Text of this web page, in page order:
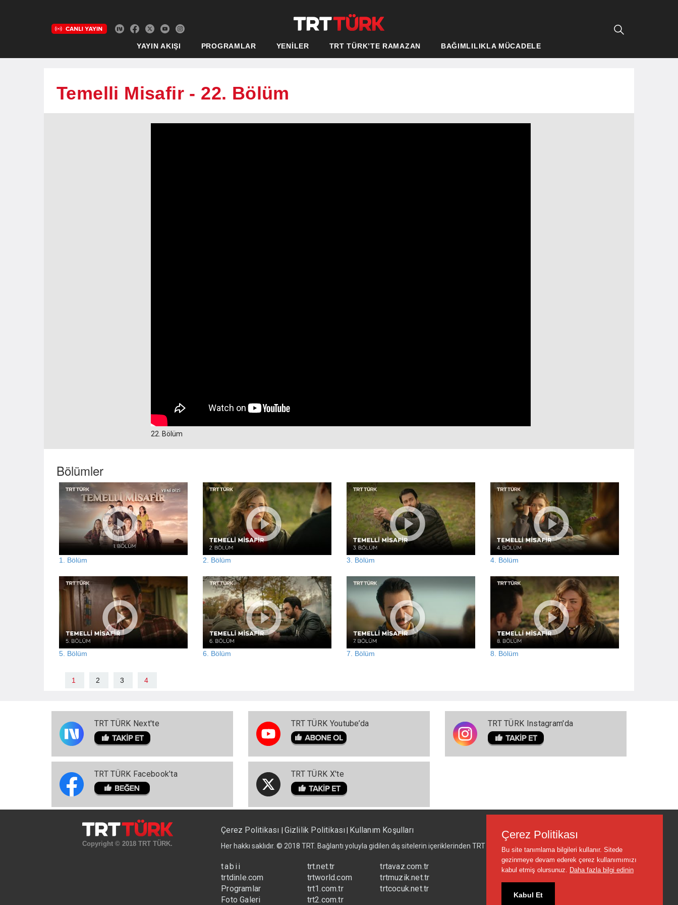
YAYIN AKIŞI PROGRAMLAR YENİLER TRT TÜRK’TE RAMAZAN BAĞIMLILIKLA MÜCADELE
Temelli Misafir - 22. Bölüm
22. Bölüm
Bölümler
1. Bölüm 2. Bölüm 3. Bölüm 4. Bölüm
5. Bölüm 6. Bölüm 7. Bölüm 8. Bölüm
1 2 3 4
TRT TÜRK Next'te
TRT TÜRK Facebook’ta
TRT TÜRK Youtube’da
TRT TÜRK X'te
TRT TÜRK Instagram'da
Copyright © 2018 TRT TÜRK.
Çerez Politikası Gizlilik Politikası Kullanım Koşulları
Her hakkı saklıdır. © 2018 TRT. Bağlantı yoluyla gidilen dış sitelerin içeriklerinden TRT sorumlu değildir.
tabii
trtdinle.com
Programlar
Foto Galeri
trt.net.tr
trtworld.com
trt1.com.tr
trt2.com.tr
trtavaz.com.tr
trtmuzik.net.tr
trtcocuk.net.tr
Çerez Politikası
Bu site tanımlama bilgileri kullanır. Sitede
gezinmeye devam ederek çerez kullanımımızı
kabul etmiş olursunuz. Daha fazla bilgi edinin
Kabul Et